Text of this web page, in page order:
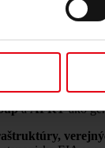
míľnik.
krok v rámci
DELTA – JEG –
aAFRYako